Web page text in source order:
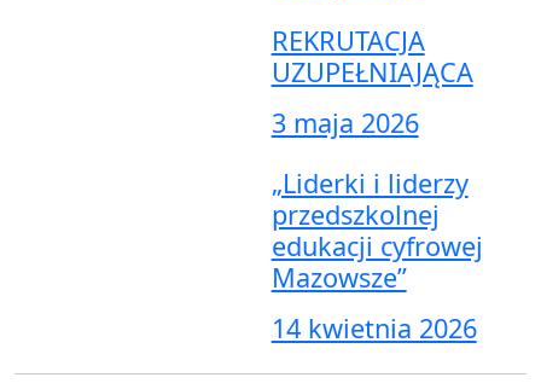
REKRUTACJA
UZUPEŁNIAJĄCA
3 maja 2026
„Liderki i liderzy
przedszkolnej
edukacji cyfrowej
Mazowsze”
14 kwietnia 2026